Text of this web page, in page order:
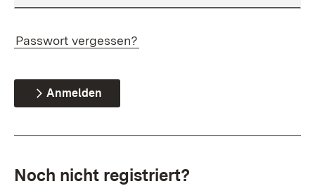
Passwort vergessen?
Anmelden
Noch nicht registriert?